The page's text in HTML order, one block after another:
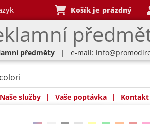
Košík je prázdný
předměty | e-mail:
Naše služby | Vaše poptávka | Kontakt